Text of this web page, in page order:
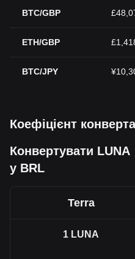
BTC/GBP
ETH/GBP
BTC/JPY
Коефіцієнт
Конвертувати LUNA
у BRL
Terra
1 LUNA